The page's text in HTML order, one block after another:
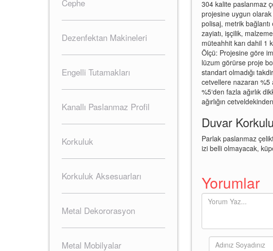
Cephe
Dezenfektan Makineleri
Engelli Tutamakları
Kanallı Paslanmaz Profil
Korkuluk
Korkuluk Aksesuarları
Metal Dekororasyon
Metal Mobilyalar
304 kalite paslanmaz
projesine uygun
polisaj, metrik
zayiatı, işçilik,
müteahhit karı dahil 1
Ölçü: Projesine göre
lüzum görürse proje
standart olmadığı
cetvellere nazaran %5
%5‘den fazla ağırlık
ağırlığın
Duvar
Parlak paslanmaz
izi belli olmayacak,
Yorumlar